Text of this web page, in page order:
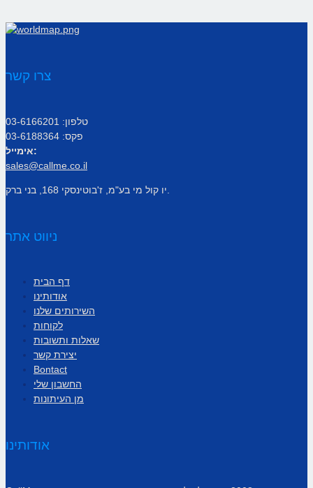
צרו קשר
טלפון: 03-6166201
פקס: 03-6188364
אימייל:
sales@callme.co.il
ניווט אתר
דף הבית
אודותינו
השירותים שלנו
לקוחות
שאלות ותשובות
יצירת קשר
Bontact
החשבון שלי
מן העיתונות
אודותינו